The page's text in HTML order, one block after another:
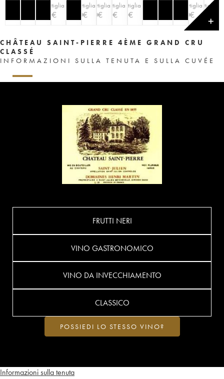
bottiglia
50€
bottiglia
50€
bottiglia
30€
bottiglia
50€
bottiglia
50€
bottiglia
30€
bottiglia
30
✕
CHÂTEAU SAINT-PIERRE 4ÈME GRAND CRU
CLASSÉ
INFORMAZIONI SULLA TENUTA E SULLA CUVÉE
Informazioni sulla tenuta
FRUTTI NERI
VINO GASTRONOMICO
VINO DA INVECCHIAMENTO
CLASSICO
POSSIEDI LO STESSO VINO?